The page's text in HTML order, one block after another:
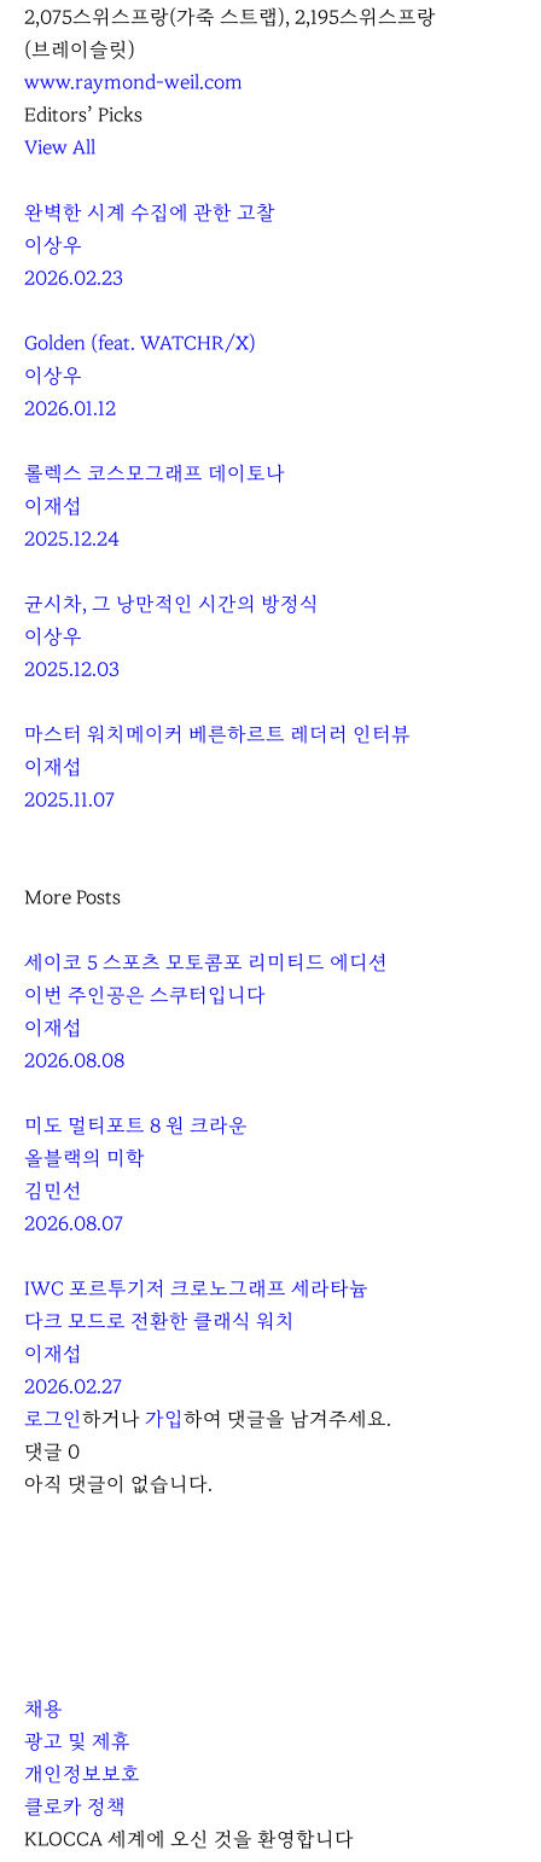
2,075스위스프랑(가죽 스트랩), 2,195스위스프랑
(브레이슬릿)
www.raymond-weil.com
Editors’ Picks
View All
완벽한 시계 수집에 관한 고찰
이상우
2026.02.23
Golden (feat. WATCHR/X)
이상우
2026.01.12
롤렉스 코스모그래프 데이토나
이재섭
2025.12.24
균시차, 그 낭만적인 시간의 방정식
이상우
2025.12.03
마스터 워치메이커 베른하르트 레더러 인터뷰
이재섭
2025.11.07
More Posts
세이코 5 스포츠 모토콤포 리미티드 에디션
이번 주인공은 스쿠터입니다
이재섭
2026.08.08
미도 멀티포트 8 원 크라운
올블랙의 미학
김민선
2026.08.07
IWC 포르투기저 크로노그래프 세라타늄
다크 모드로 전환한 클래식 워치
이재섭
2026.02.27
로그인하거나가입하여 댓글을 남겨주세요.
댓글 0
아직 댓글이 없습니다.
채용
광고 및 제휴
개인정보보호
클로카 정책
I
Y
K
KLOCCA 세계에 오신 것을 환영합니다